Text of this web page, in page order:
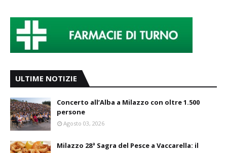
ULTIME NOTIZIE
Concerto all’Alba a Milazzo con oltre 1.500
persone
Agosto 03, 2026
Milazzo 28ª Sagra del Pesce a Vaccarella: il